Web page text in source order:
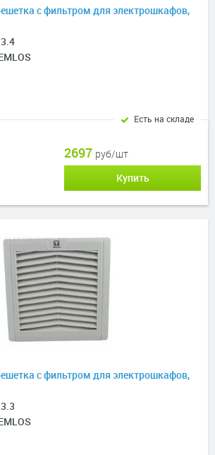
с фильтром для электрошкафов,
2697 руб/шт
Купить
Есть на складе
с фильтром для электрошкафов,